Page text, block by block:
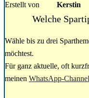
Erstellt von Kerstin
Welche
Wähle bis zu drei
möchtest.
Für ganz aktuelle, oft
meinen WhatsApp-Channel